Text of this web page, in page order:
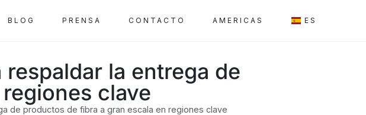
BLOG PRENSA CONTACTO AMERICAS ES
la entrega de
clave
de productos de fibra a gran escala en regiones clave